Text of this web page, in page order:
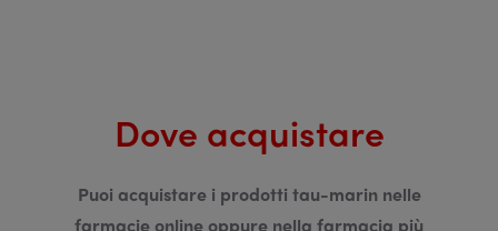
Dove acquistare
Puoi acquistare i prodotti tau-marin nelle
farmacie online oppure nella farmacia più